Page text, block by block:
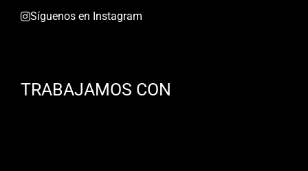
Síguenos en Instagram
TRABAJAMOS CON